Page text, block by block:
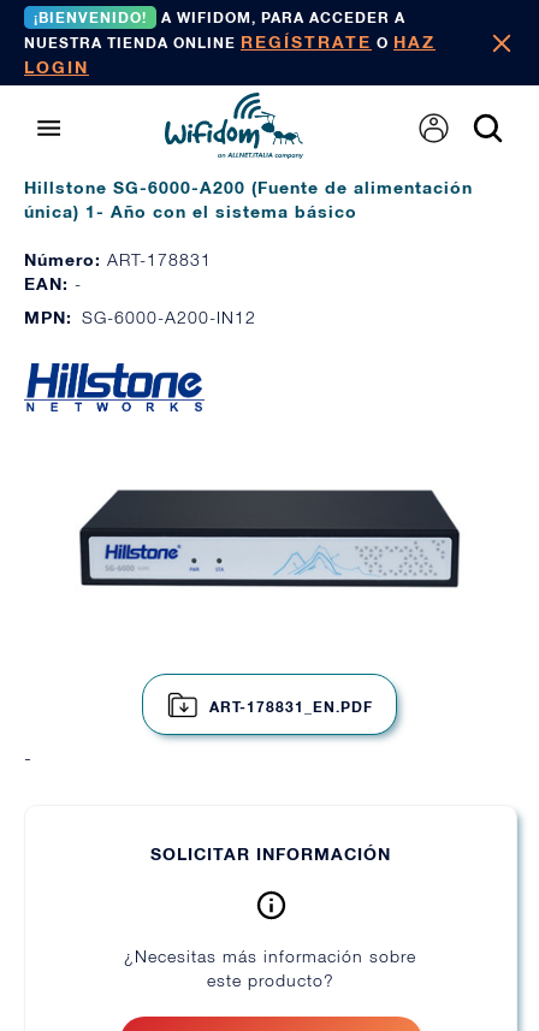
¡BIENVENIDO!
A WIFIDOM, PARA ACCEDER A
NUESTRA TIENDA ONLINE REGÍSTRATE O HAZ
LOGIN
Hillstone SG-6000-A200 (Fuente de alimentación
única) 1- Año con el sistema básico
Número: ART-178831
EAN: -
MPN: SG-6000-A200-IN12
ART-178831_EN.PDF
-
SOLICITAR INFORMACIÓN
¿Necesitas más información sobre
este producto?